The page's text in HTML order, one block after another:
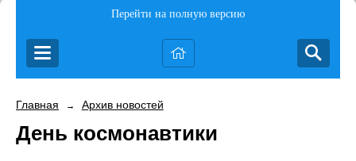
Перейти на полную версию
Главная → Архив новостей
День космонавтики